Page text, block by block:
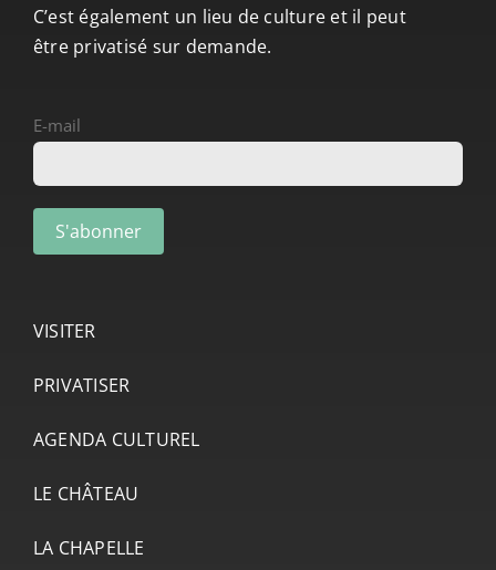
C’est également un lieu de culture et il peut
être privatisé sur demande.
E-mail
VISITER
PRIVATISER
AGENDA CULTUREL
LE CHÂTEAU
LA CHAPELLE